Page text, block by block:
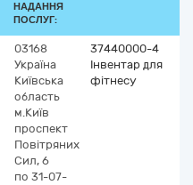
НАДАННЯ
ПОСЛУГ:
03168
Україна
Київська
область
м.Київ
проспект
Повітряних
Сил, 6
по 31-07-
37440000-4
Інвентар для
фітнесу